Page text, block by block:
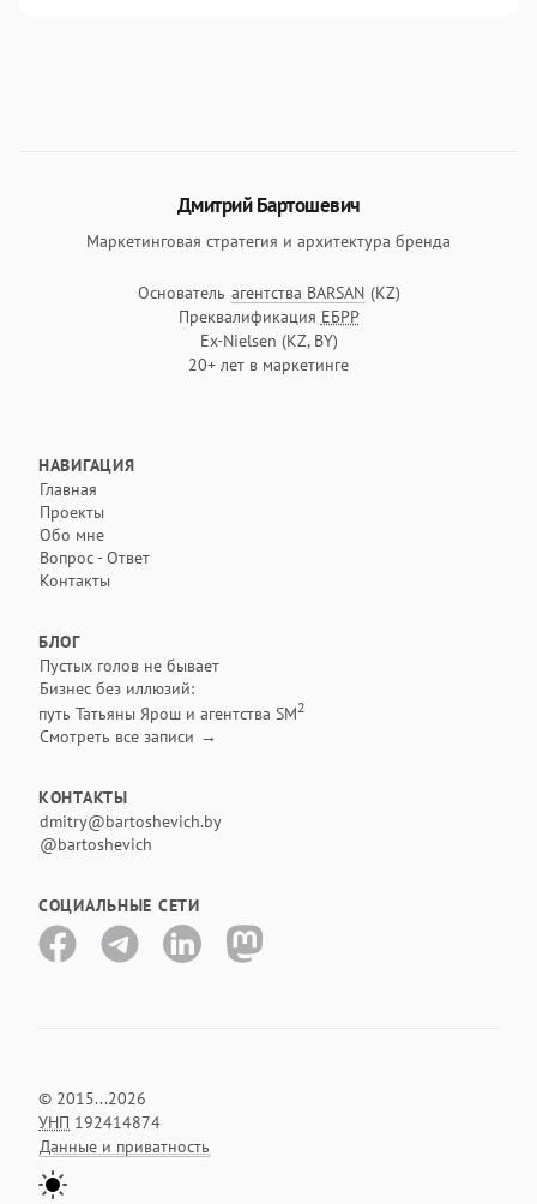
Информация об автореДмитрий Бартошевич
Маркетинговая стратегия и архитектура бренда
Текущая позиция
Основатель агентства BARSAN (KZ)
Сертификация
Преквалификация ЕБРР
Предыдущий опыт
Ex-Nielsen (KZ, BY)
Опыт работы
20+ лет в маркетинге
НАВИГАЦИЯ
Главная
Проекты
Обо мне
Вопрос - Ответ
Контакты
БЛОГ
Пустых голов не бывает
Бизнес без иллюзий:
путь Татьяны Ярош и агентства SM2
Смотреть все записи
КОНТАКТЫ
dmitry@bartoshevich.by
@bartoshevich
СОЦИАЛЬНЫЕ СЕТИ
© 2015...2026
УНП 192414874
Данные и приватность